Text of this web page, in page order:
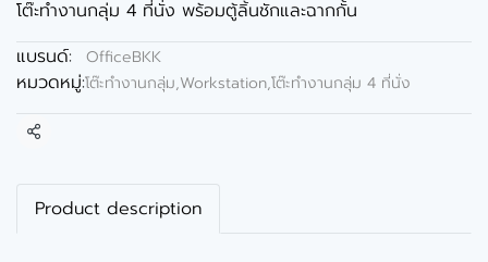
โต๊ะทำงานกลุ่ม 4 ที่นั่ง พร้อมตู้ลิ้นชักและฉากกั้น
แบรนด์:
OfficeBKK
หมวดหมู่:โต๊ะทำงานกลุ่ม,Workstation,โต๊ะทำงานกลุ่ม 4 ที่นั่ง
แชร์
Product description